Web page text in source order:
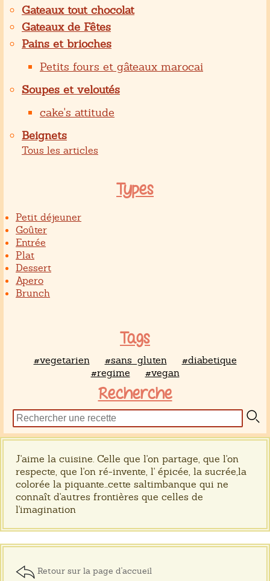
Gateaux tout chocolat
Gateaux de Fêtes
Pains et brioches
Petits fours et gâteaux marocai
Soupes et veloutés
cake's attitude
Beignets
Tous les articles
Types
Petit déjeuner
Goûter
Entrée
Plat
Dessert
Apero
Brunch
Tags
#vegetarien #sans_gluten
#diabetique
#regime
#vegan
Recherche
J'aime la cuisine. Celle que l'on partage, que l'on
respecte, que l'on ré-invente, l' épicée, la sucrée,la
colorée la piquante...cette saltimbanque qui ne
connaît d'autres frontières que celles de
l'imagination
Retour sur la page d'accueil